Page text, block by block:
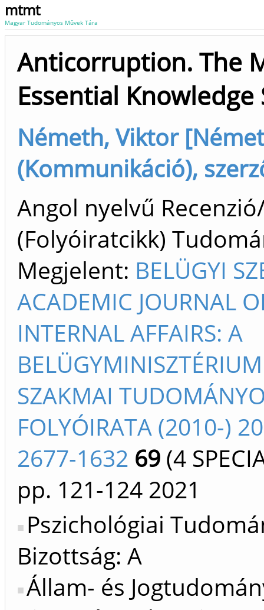
mtmt
Magyar Tudományos Művek Tára
Anticorruption. The
Essential Knowledge
Németh, Viktor
(Kommunikáció),
Angol nyelvű
(Folyóiratcikk)
Megjelent: BELÜGYI
ACADEMIC JOURNAL
INTERNAL AFFAIRS: A
BELÜGYMINISZTÉRIUM
SZAKMAI
FOLYÓIRATA (2010-)
2677-1632 69 (4
pp. 121-124 2021
Pszichológiai
Bizottság: A
Állam- és